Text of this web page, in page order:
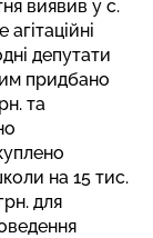
виявив у с.
депутати
придбано
та
на 15 тис.
для